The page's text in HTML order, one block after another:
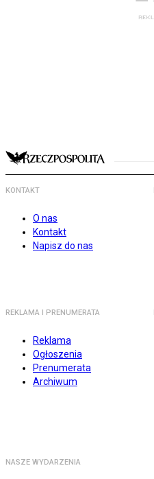
KONTAKT
O nas
Kontakt
Napisz do nas
REKLAMA I PRENUMERATA
Reklama
Ogłoszenia
Prenumerata
Archiwum
NASZE WYDARZENIA